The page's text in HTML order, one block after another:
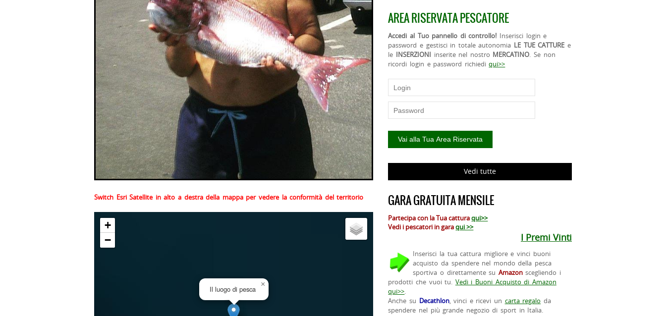
Switch Esri Satellite in alto a destra della mappa per vedere la conformità del territorio
Il luogo di pesca
×
+
−
AREA RISERVATA PESCATORE
Accedi al Tuo pannello di controllo! Inserisci login e
password e gestisci in totale autonomia LE TUE CATTURE e
le INSERZIONI inserite nel nostro MERCATINO. Se non
ricordi login e password richiediqui>>
Vedi tutte
GARA GRATUITA MENSILE
Partecipa con la Tua catturaqui>>
Vedi i pescatori in garaqui >>
I Premi Vinti
Inserisci la tua cattura migliore e vinci buoni
acquisto da spendere nel mondo della pesca
sportiva o direttamente su Amazonscegliendo i
prodotti che vuoi tu. Vedi i Buoni Acquisto di Amazon
qui>>.
Anche su Decathlon, vinci e ricevi un carta regalo da
spendere nel più grande negozio di sport in Italia.